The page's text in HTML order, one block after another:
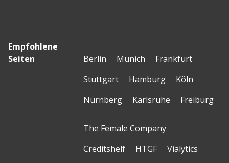
Empfohlene
Seiten
Berlin Munich
Frankfurt
Stuttgart
Hamburg
Köln
Nürnberg
Karlsruhe Freiburg
The Female Company
Creditshelf
HTGF
Vialytics